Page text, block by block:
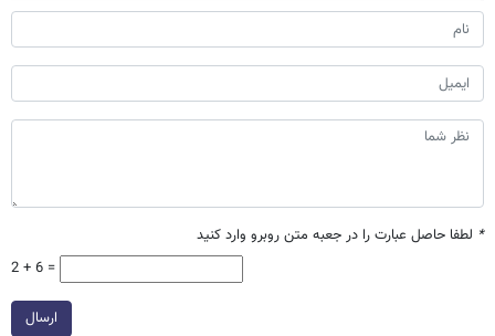
* لطفا حاصل عبارت را در جعبه متن روبرو وارد کنید
2 + 6 =
ارسال